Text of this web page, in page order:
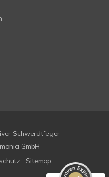
Schwerdtfeger
GmbH
Sitemap
ProvenExpert.com
GUT
4,67
/